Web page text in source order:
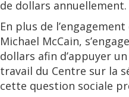
de dollars annuellement.
En plus de
Michael McCain,
dollars afin d’appuyer
travail du Centre sur la
cette question sociale